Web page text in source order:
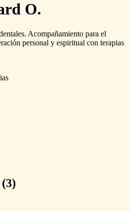
O.
Acompañamiento para el
personal y espiritual con terapias